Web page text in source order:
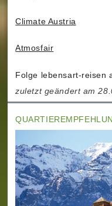
Climate Austria
Atmosfair
Folge lebensart-reisen
zuletzt geändert am